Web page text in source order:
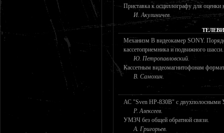
Приставка к осциллографу для оценки
И. Акулиничев.
Механизм B видеокамер SONY.
кассетоприемника и подвижного
Ю. Петропавловский.
Кассетным видеомагнитофонам
В. Самохин.
АС "Sven HP-830B" с
Р. Алексеев.
УМЗЧ без общей обратной связи.
А. Григорьев.